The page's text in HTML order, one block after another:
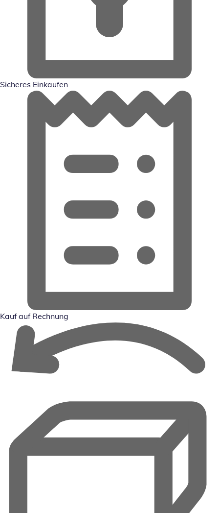
Sicheres Einkaufen
Kauf auf Rechnung